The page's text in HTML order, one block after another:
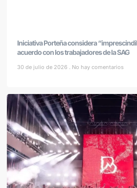
Iniciativa Porteña considera
acuerdo con los trabajadores de la SAG
30 de julio de 2026 No hay comentarios